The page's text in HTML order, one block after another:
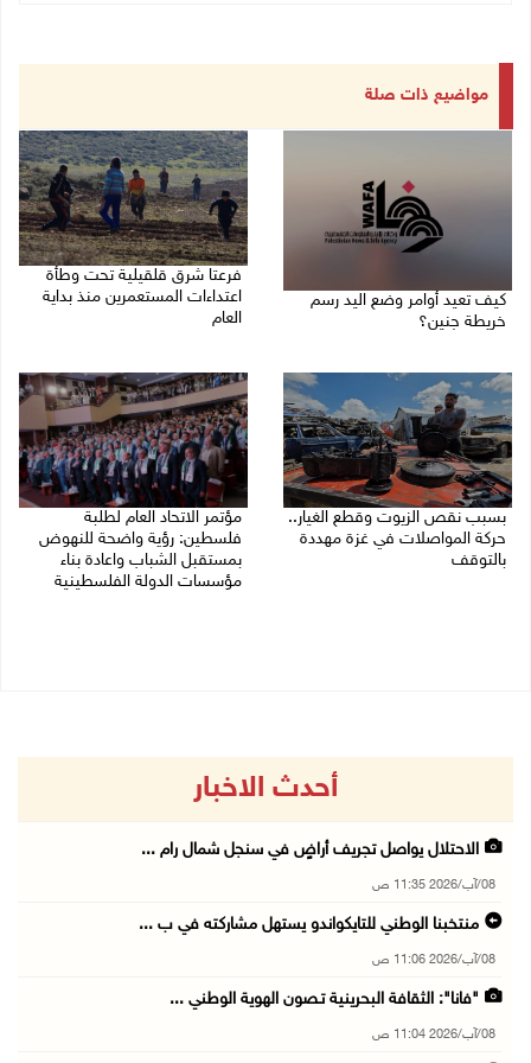
مواضيع ذات صلة
كيف تعيد أوامر وضع اليد رسم
خريطة جنين؟
فرعتا شرق قلقيلية تحت وطأة
اعتداءات المستعمرين منذ بداية
العام
بسبب نقص الزيوت وقطع الغيار..
حركة المواصلات في غزة مهددة
بالتوقف
مؤتمر الاتحاد العام لطلبة
فلسطين: رؤية واضحة للنهوض
بمستقبل الشباب واعادة بناء
مؤسسات الدولة الفلسطينية
أحدث الاخبار
الاحتلال يواصل تجريف أراضٍ في سنجل شمال رام ...
08/آب/2026 11:35 ص
منتخبنا الوطني للتايكواندو يستهل مشاركته في ب ...
08/آب/2026 11:06 ص
"فانا": الثقافة البحرينية تـصون الهوية الوطني ...
08/آب/2026 11:04 ص